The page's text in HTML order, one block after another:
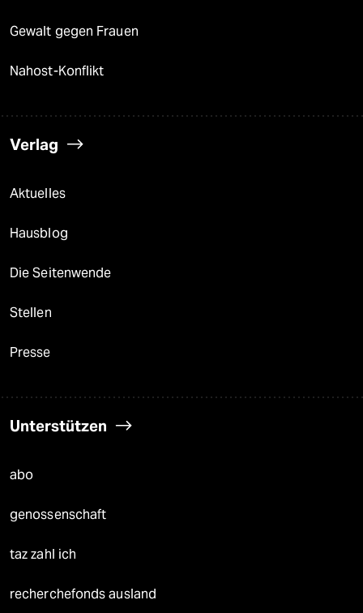
Gewalt gegen Frauen
Nahost-Konflikt
Verlag
Aktuelles
Hausblog
Die Seitenwende
Stellen
Presse
Unterstützen
abo
genossenschaft
taz zahl ich
recherchefonds ausland